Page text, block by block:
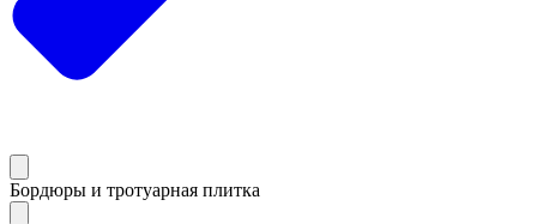
Бордюры и тротуарная плитка